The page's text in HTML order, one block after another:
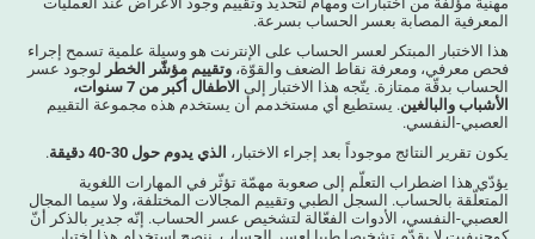
المعرفية المصابة بعسر الحساب بسرعة.
هذا الاختبار المبتكر لعسر الحساب على الإنترنت هو وسيلة علمية تسمح إجراء
فحص معرفي، ومعرفة نقاط الضعف والقوّة،وتقييم مؤشّر الخطر لوجود عسر
الحساب بدقّة ممتازة. يتّجه هذا الاختبار إلى
الاطفال أكبر من 7 سنوات،
الأشباب والبالغين. يستطيع أي مستخدمم أن يستخدم هذه مجموعة التقييم
العصبي-النفسي.
يكون تقرير النتائج موجوداً بعد إجراء الاختبار، الذي يدوم حول 30-40 دقيقة
.
يؤدّي هذا اضطراب التعلّم إلى صعوبة مهمّة تؤثّر في المهارات اللغوية
المتعلّقة بالحساب. السجل الطبي وتقييم المجالات المختلفة، ولا سيما المجال
العصبي-النفسي، الأدوات الفعّالة لتشخيص عسر الحساب. إنّه جدير بالذكر أنّ